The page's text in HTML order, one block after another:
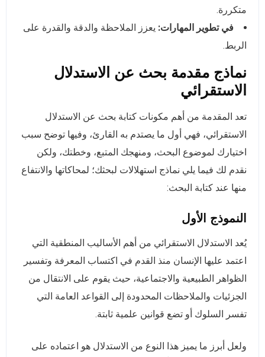
متكررة.
في تطوير المهارات: يعزز الملاحظة والدقة والقدرة على
الربط.
نماذج مقدمة بحث عن الاستدلال
الاستقرائي
تعد المقدمة من أهم مكونات كتابة بحث عن الاستدلال
الاستقرائي، فهي أول ما يصتدم به القارئ، وفيها توضح سبب
اختيارك لموضوع البحث، ومنهجك المتبع، وخطتك، ولكن
نقدم لك فيما يلي نماذج استهلالات لبحثك؛ لمحاكاتها والانتفاع
منها عند كتابة البحث:
النموذج الأول
يُعد الاستدلال الاستقرائي من أهم الأساليب المنطقية التي
اعتمد عليها الإنسان منذ القدم في اكتساب المعرفة وتفسير
الظواهر الطبيعية والاجتماعية، حيث يقوم على الانتقال من
الجزئيات والملاحظات المحدودة إلى القواعد العامة التي
تفسر السلوك أو تضع قوانين علمية ثابتة.
ولعل أبرز ما يميز هذا النوع من الاستدلال هو اعتماده على